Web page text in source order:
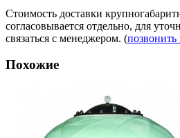
Стоимость доставки
согласовывается отдельно, для
связаться с менеджером. (
Похожие